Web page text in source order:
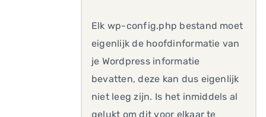
Elk wp-config.php bestand moet
eigenlijk de hoofdinformatie van
je Wordpress informatie
bevatten, deze kan dus eigenlijk
niet leeg zijn. Is het inmiddels al
gelukt om dit voor elkaar te